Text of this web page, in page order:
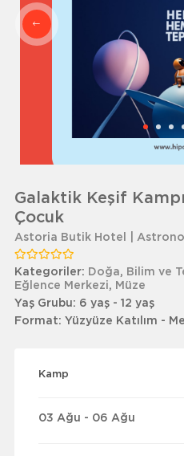
Galaktik Keşif
Çocuk
Astoria Butik Hotel |
Kategoriler: Doğa, Bilim ve
Eğlence Merkezi, Müze
Yaş Grubu: 6 yaş - 12 yaş
Format: Yüzyüze Katılım -
Kamp
03 Ağu - 06 Ağu